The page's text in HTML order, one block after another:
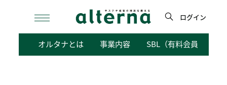
検
ログイン
オルタナとは 事業内容 SBL（有料会員向けサ